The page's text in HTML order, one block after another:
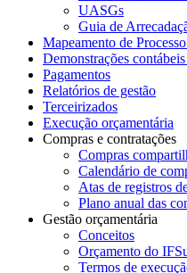
UASGs
Guia de
Mapeamento de
Demonstrações
Pagamentos
Relatórios de gestão
Terceirizados
Execução orçamentária
Compras e contratações
Compras
Calendário de
Atas de registros
Plano anual das
Gestão orçamentária
Conceitos
Orçamento do
Termos de